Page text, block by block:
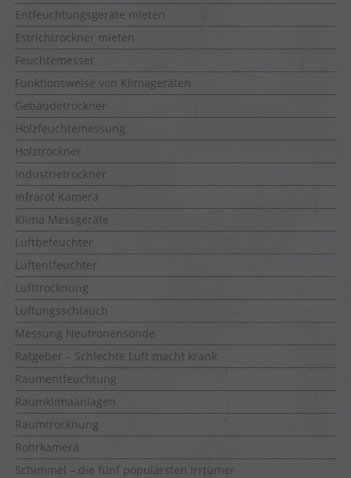
Entfeuchtungsgeräte mieten
Estrichtrockner mieten
Feuchtemesser
Funktionsweise von Klimageräten
Gebäudetrockner
Holzfeuchtemessung
Holztrockner
Industrietrockner
Infrarot Kamera
Klima Messgeräte
Luftbefeuchter
Luftentfeuchter
Lufttrocknung
Lüftungsschlauch
Messung Neutronensonde
Ratgeber – Schlechte Luft macht krank
Raumentfeuchtung
Raumklimaanlagen
Raumtrocknung
Rohrkamera
Schimmel – die fünf populärsten Irrtümer